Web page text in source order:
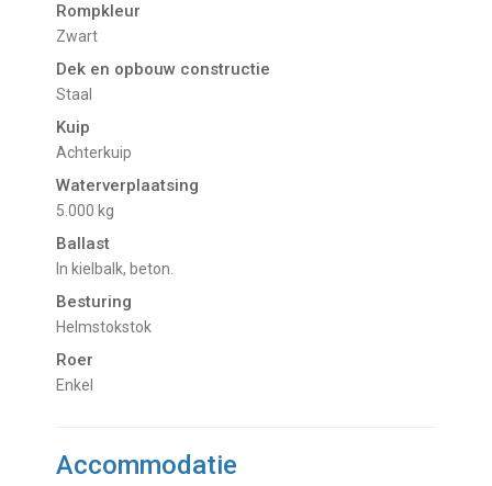
Rompkleur
Zwart
Dek en opbouw constructie
Staal
Kuip
Achterkuip
Waterverplaatsing
5.000 kg
Ballast
In kielbalk, beton.
Besturing
Helmstokstok
Roer
Enkel
Accommodatie